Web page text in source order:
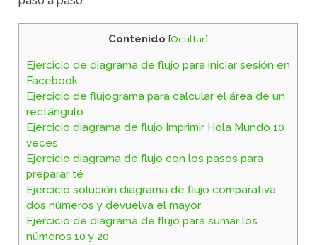
Contenido [Ocultar]
Ejercicio de diagrama de flujo para iniciar sesión en
Facebook
Ejercicio de flujograma para calcular el área de un
rectángulo
Ejercicio diagrama de flujo Imprimir Hola Mundo 10
veces
Ejercicio diagrama de flujo con los pasos para
preparar té
Ejercicio solución diagrama de flujo comparativa
dos números y devuelva el mayor
Ejercicio de diagrama de flujo para sumar los
números 10 y 20